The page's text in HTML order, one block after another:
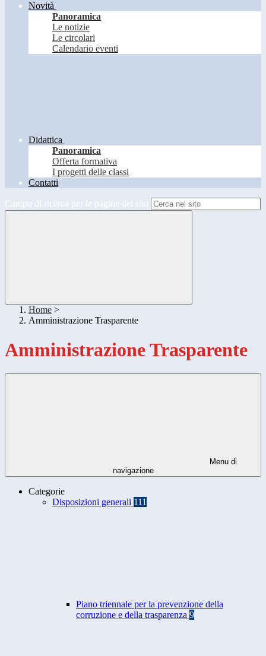
Novità
Panoramica
Le notizie
Le circolari
Calendario eventi
Didattica
Panoramica
Offerta formativa
I progetti delle classi
Contatti
Campo di ricerca per le pagine del sito
Home >
Amministrazione Trasparente
Amministrazione Trasparente
Menu di
navigazione
Categorie
Disposizioni generali 111
Piano triennale per la prevenzione della
corruzione e della trasparenza 9